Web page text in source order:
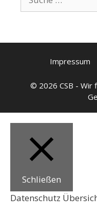
Impressum
© 2026 CSB - Wir
Schließen
Datenschutz